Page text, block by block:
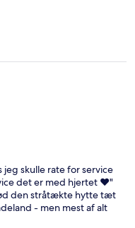
skulle rate for service
det er med hjertet ❤️"
den stråtækte hytte tæt
- men mest af alt